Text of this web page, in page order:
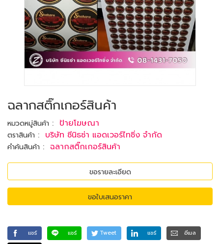
ฉลากสติ๊กเกอร์สินค้า
หมวดหมู่สินค้า : ป้ายโฆษณา
ตราสินค้า : บริษัท ซีนิธซ่า แอดเวอร์ไทซิ่ง จำกัด
คำค้นสินค้า : ฉลากสติ๊กเกอร์สินค้า
ขอรายละเอียด
ขอใบเสนอราคา
แชร์ แชร์ Tweet แชร์
อีเมล